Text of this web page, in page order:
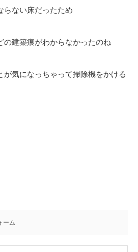
らない床だったため
の建築痕がわからなかったのね
が気になっちゃって掃除機をかける
ーム